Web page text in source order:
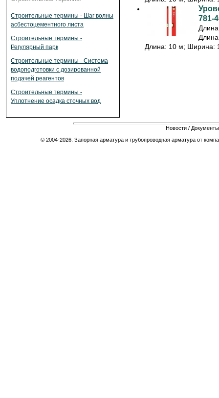
Строительные термины - Шаг волны
асбестоцементного листа
Строительные термины -
Регулярный парк
Строительные термины - Система
водоподготовки с дозированной
подачей реагентов
Строительные термины -
Уплотнение осадка сточных вод
781-
Длина: 10 м; Ширина:
Новости / Документы
© 2004-2026. Запорная арматура и трубопроводная арматура от